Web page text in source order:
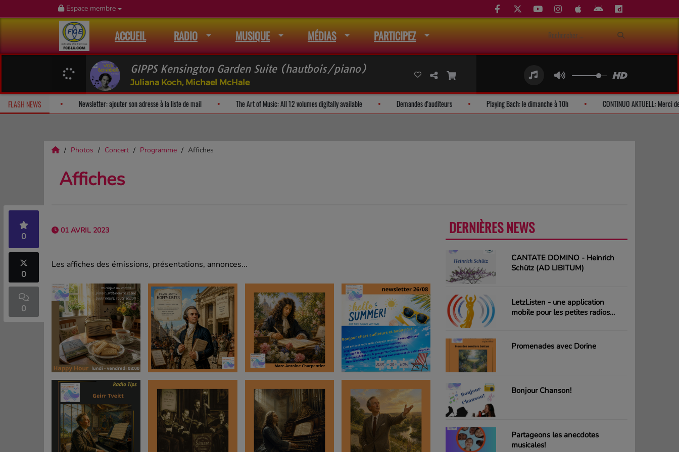
Espace membre
ACCUEIL RADIO MUSIQUE MÉDIAS PARTICIPEZ
GIPPS Kensington Garden Suite (hautbois/piano)
Juliana Koch, Michael McHale
FLASH NEWSFan Releases & Merch Newsletter: ajouter son adresse à la liste de mail The Art of Music: All 12 volumes digitally available Demandes d'auditeurs Playing Bach: le dimanche à 10h
Photos Concert Programme Affiches
Affiches
0
0
0
01 AVRIL 2023
Les affiches des émissions, présentations, annonces...
DERNIÈRES NEWS
CANTATE DOMINO - Heinrich
Schütz (AD LIBITUM)
LetzListen - une application
mobile pour les petites radios
Promenades avec Dorine
Bonjour Chanson!
Partageons les anecdotes
musicales!